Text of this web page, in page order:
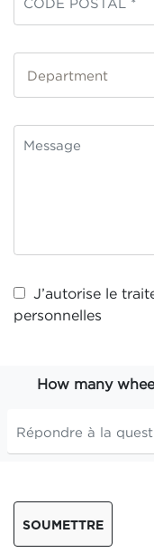
J’autorise le
personnelles
How many
SOUMETTRE